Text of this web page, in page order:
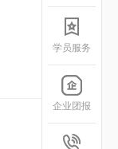
学员服务
企业团报